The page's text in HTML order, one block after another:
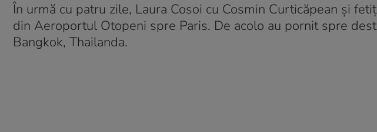
În urmă cu patru zile, Laura Cosoi cu Cosmin Curticăpean și
din Aeroportul Otopeni spre Paris. De acolo au pornit spre
Bangkok, Thailanda.